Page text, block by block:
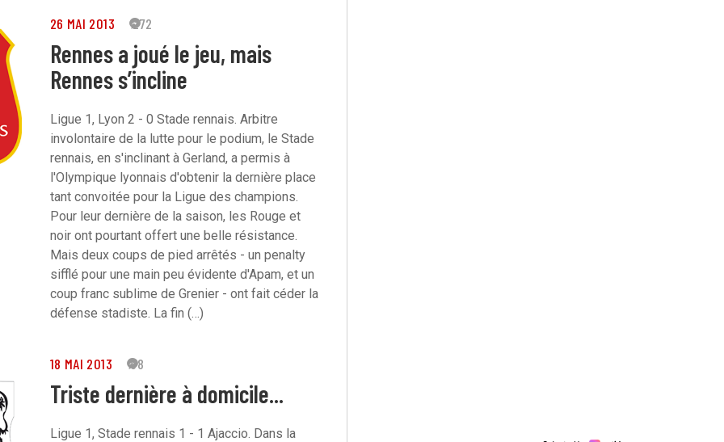
26 MAI 2013 272
Rennes a joué le jeu, mais
Rennes s’incline
Ligue 1, Lyon 2 - 0 Stade rennais. Arbitre
involontaire de la lutte pour le podium, le Stade
rennais, en s'inclinant à Gerland, a permis à
l'Olympique lyonnais d'obtenir la dernière place
tant convoitée pour la Ligue des champions.
Pour leur dernière de la saison, les Rouge et
noir ont pourtant offert une belle résistance.
Mais deux coups de pied arrêtés - un penalty
sifflé pour une main peu évidente d'Apam, et un
coup franc sublime de Grenier - ont fait céder la
défense stadiste. La fin (…)
18 MAI 2013 88
Triste dernière à domicile...
Ligue 1, Stade rennais 1 - 1 Ajaccio. Dans la